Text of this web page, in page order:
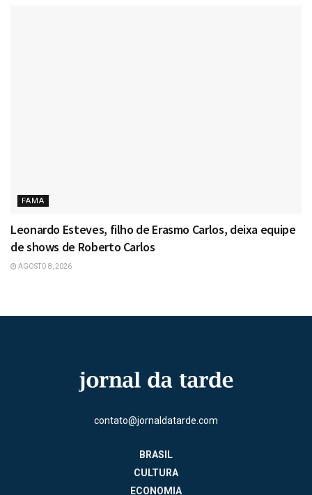
FAMA
Leonardo Esteves, filho de Erasmo Carlos, deixa equipe
de shows de Roberto Carlos
AGOSTO 8, 2026
contato@jornaldatarde.com
BRASIL
CULTURA
ECONOMIA